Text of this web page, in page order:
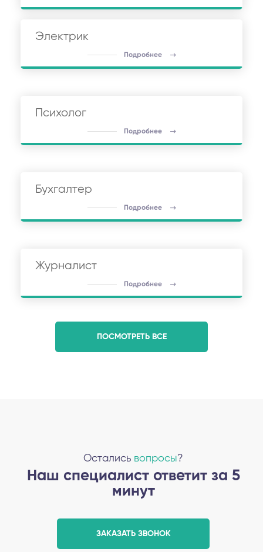
Электрик
Подробнее
Психолог
Подробнее
Бухгалтер
Подробнее
Журналист
Подробнее
ПОСМОТРЕТЬ ВСЕ
Остались вопросы?
Наш специалист ответит за 5
минут
ЗАКАЗАТЬ ЗВОНОК